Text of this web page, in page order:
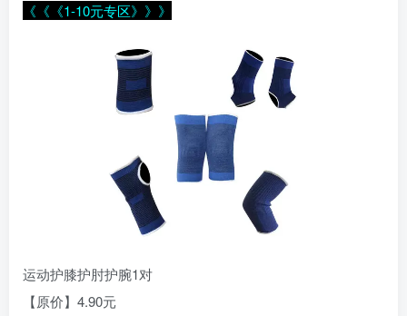
《《《1-10元专区》》》
运动护膝护肘护腕1对
【原价】4.90元